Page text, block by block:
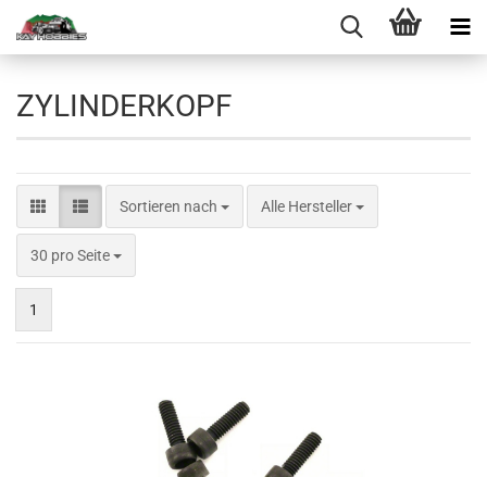
ZYLINDERKOPF
Sortieren nach
Sortieren nach Alle Hersteller
30 pro Seite
pro Seite
1